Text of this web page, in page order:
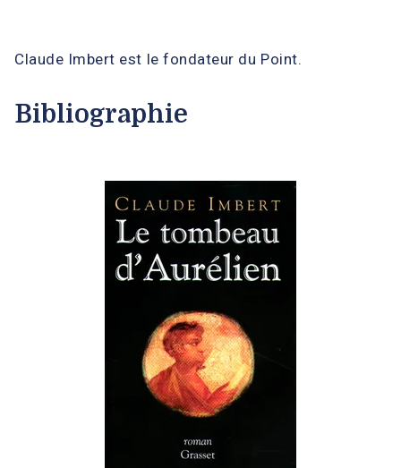
Claude Imbert est le fondateur du Point.
Bibliographie